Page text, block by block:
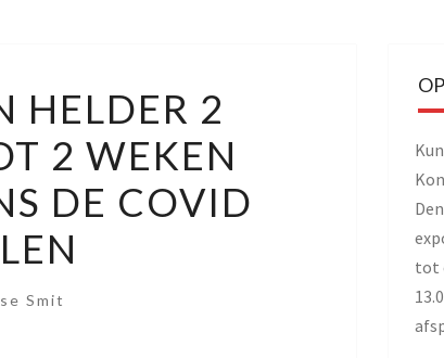
HELDER 2
2 WEKEN
DE COVID
Smit
tot